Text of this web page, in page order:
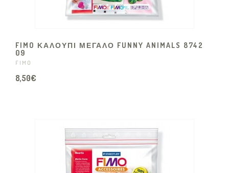
FIMO ΚΑΛΟΥΠΙ ΜΕΓΑΛΟ FUNNY ANIMALS 8742
09
FIMO
8,50€